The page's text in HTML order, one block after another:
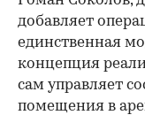
добавляет
единственная
концепция
сам управляет
помещения в